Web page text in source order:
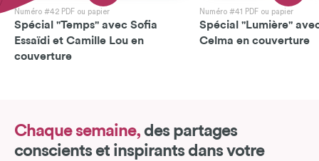
Numéro #42 PDF ou papier
Spécial "Temps" avec Sofia
Essaïdi et Camille Lou en
couverture
Numéro #41 PDF ou papier
Spécial "Lumière"
Celma en couverture
Chaque semaine, des partages
conscients et inspirants dans votre